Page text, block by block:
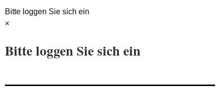
Bitte loggen Sie sich ein
×
Bitte loggen Sie sich ein